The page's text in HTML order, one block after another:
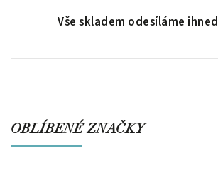
Vše skladem odesíláme ihned
OBLÍBENÉ ZNAČKY